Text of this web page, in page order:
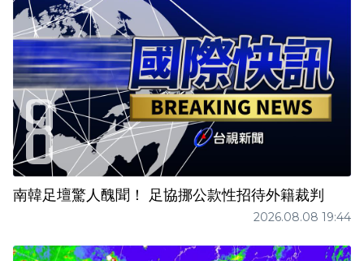
南韓足壇驚人醜聞！ 足協挪公款性招待外籍裁判
2026.08.08 19:44